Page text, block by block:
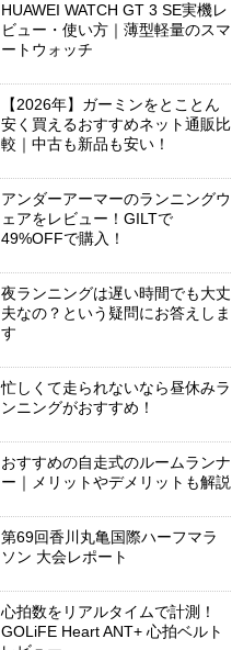
HUAWEI WATCH GT 3 SE実機レ
ビュー・使い方｜薄型軽量のスマ
ートウォッチ
【2026年】ガーミンをとことん
安く買えるおすすめネット通販比
較｜中古も新品も安い！
アンダーアーマーのランニングウ
ェアをレビュー！GILTで
49%OFFで購入！
夜ランニングは遅い時間でも大丈
夫なの？という疑問にお答えしま
す
忙しくて走られないなら昼休みラ
ンニングがおすすめ！
おすすめの自走式のルームランナ
ー｜メリットやデメリットも解説
第69回香川丸亀国際ハーフマラ
ソン 大会レポート
心拍数をリアルタイムで計測！
GOLiFE Heart ANT+ 心拍ベルト